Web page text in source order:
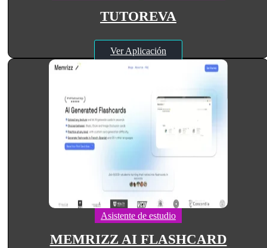
TUTOREVA
Ver Aplicación
Asistente de estudio
MEMRIZZ AI FLASHCARD